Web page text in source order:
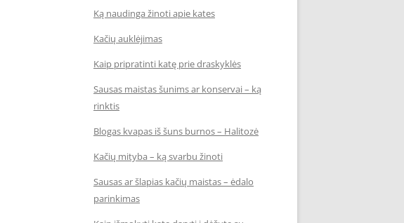
Ką naudinga žinoti apie kates
Kačių auklėjimas
Kaip pripratinti katę prie draskyklės
Sausas maistas šunims ar konservai – ką
rinktis
Blogas kvapas iš šuns burnos – Halitozė
Kačių mityba – ką svarbu žinoti
Sausas ar šlapias kačių maistas – ėdalo
parinkimas